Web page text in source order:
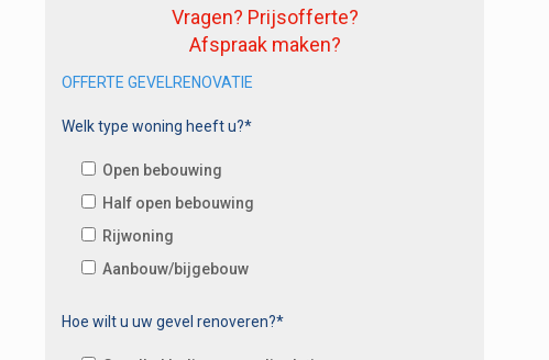
Vragen? Prijsofferte?
Afspraak maken?
OFFERTE GEVELRENOVATIE
Welk type woning heeft u?*
Open bebouwing
Half open bebouwing
Rijwoning
Aanbouw/bijgebouw
Hoe wilt u uw gevel renoveren?*